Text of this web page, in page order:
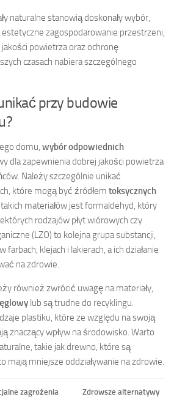
naturalne stanowią doskonały wybór,
estetyczne zagospodarowanie przestrzeni,
powietrza oraz ochronę
czasach nabiera szczególnego
przy budowie
domu, wybór odpowiednich
dla zapewnienia dobrej jakości powietrza
Należy szczególnie unikać
które mogą być źródłem toksycznych
takich materiałów jest formaldehyd, który
rodzajów płyt wiórowych czy
(LZO) to kolejna grupa substancji,
farbach, klejach i lakierach, a ich działanie
na zdrowie.
również zwrócić uwagę na materiały,
lub są trudne do recyklingu.
plastiku, które ze względu na swoją
znaczący wpływ na środowisko. Warto
takie jak drewno, które są
mają mniejsze oddziaływanie na zdrowie.
zagrożenia Zdrowsze alternatywy